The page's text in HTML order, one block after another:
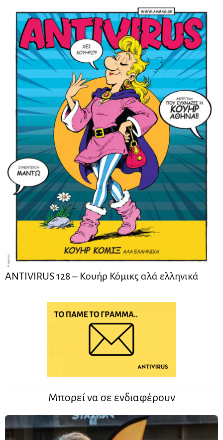
ANTIVIRUS 128 – Kουήρ Κόμικς αλά ελληνικά
Μπορεί να σε ενδιαφέρουν